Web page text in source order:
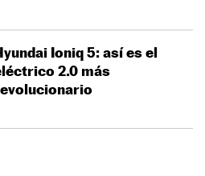
Ioniq 5: así es el
2.0 más